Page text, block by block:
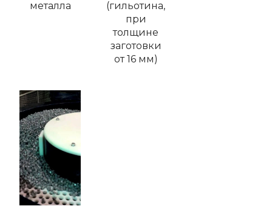
металла
(гильотина,
при
толщине
заготовки
от 16 мм)